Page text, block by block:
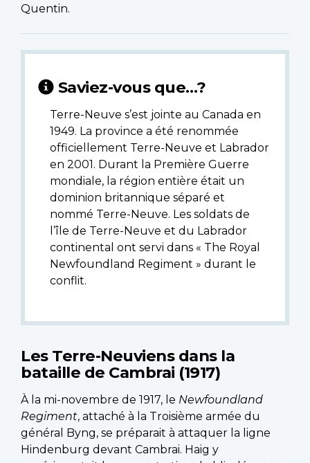
Quentin.
Saviez-vous que…?
Terre-Neuve s’est jointe au Canada en
1949. La province a été renommée
officiellement Terre-Neuve et Labrador
en 2001. Durant la Première Guerre
mondiale, la région entière était un
dominion britannique séparé et
nommé Terre-Neuve. Les soldats de
l’île de Terre-Neuve et du Labrador
continental ont servi dans « The Royal
Newfoundland Regiment » durant le
conflit.
Les Terre-Neuviens dans la
bataille de Cambrai (1917)
À la mi-novembre de 1917, le Newfoundland
Regiment, attaché à la Troisième armée du
général Byng, se préparait à attaquer la ligne
Hindenburg devant Cambrai. Haig y